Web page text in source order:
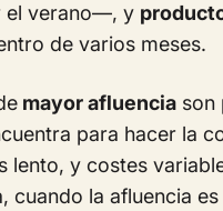
el verano—, y
de varios meses.
mayor afluencia son
para hacer la
y costes
cuando la afluencia